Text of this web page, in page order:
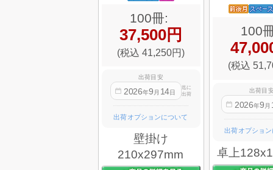
100冊:
37,500円
(税込 41,250円)
出荷目安
2026年9 月 14日
迄に
出荷
出荷オプションについて
壁掛け
210x297mm
100
(税込
出荷目
2026年9 月
出荷オプショ
卓上